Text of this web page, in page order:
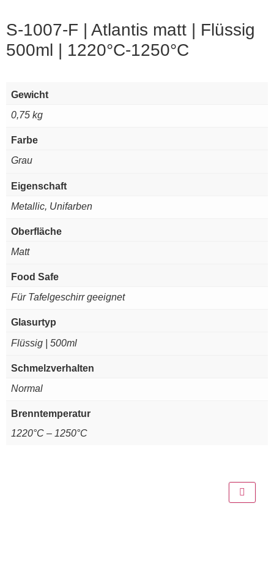
S-1007-F | Atlantis matt | Flüssig
500ml | 1220°C-1250°C
Gewicht
0,75 kg
Farbe
Grau
Eigenschaft
Metallic, Unifarben
Oberfläche
Matt
Food Safe
Für Tafelgeschirr geeignet
Glasurtyp
Flüssig | 500ml
Schmelzverhalten
Normal
Brenntemperatur
1220°C – 1250°C